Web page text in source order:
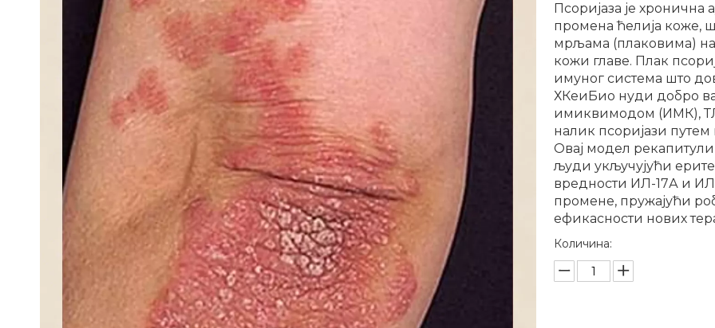
Псоријаза је хронична
промена ћелија коже,
мрљама (плаковима)
кожи главе. Плак
имуног система што
ХКеиБио нуди добро
имиквимодом (ИМК),
налик псоријази
Овај модел
људи укључујући
вредности ИЛ-17А и
промене, пружајући
ефикасности нових
Количина: